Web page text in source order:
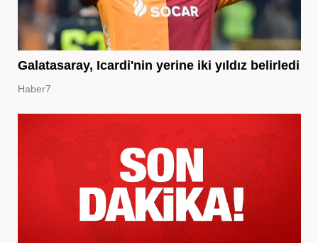
Galatasaray, Icardi'nin yerine iki yıldız belirledi
Haber7